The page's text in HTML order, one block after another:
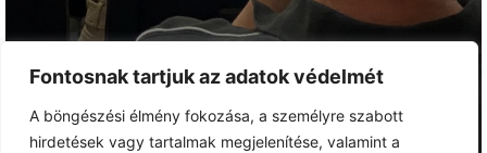
Fontosnak tartjuk az adatok védelmét
A böngészési élmény fokozása, a személyre szabott
hirdetések vagy tartalmak megjelenítése, valamint a